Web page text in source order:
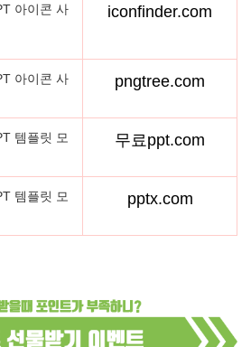
아이콘 사
iconfinder.com
아이콘 사
pngtree.com
템플릿 모
무료ppt.com
템플릿 모
pptx.com